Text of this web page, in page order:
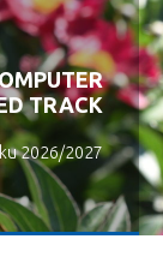
TRACK
2026/2027